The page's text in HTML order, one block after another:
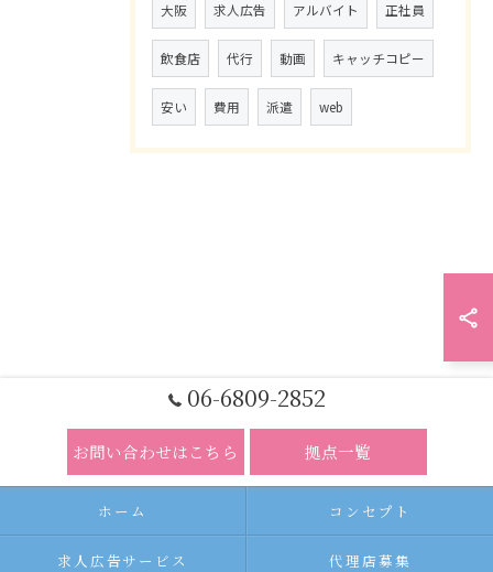
大阪 求人広告 アルバイト 正社員
飲食店 代行 動画 キャッチコピー
安い 費用 派遣 web
06-6809-2852
お問い合わせはこちら 拠点一覧
ホーム コンセプト
求人広告サービス 代理店募集